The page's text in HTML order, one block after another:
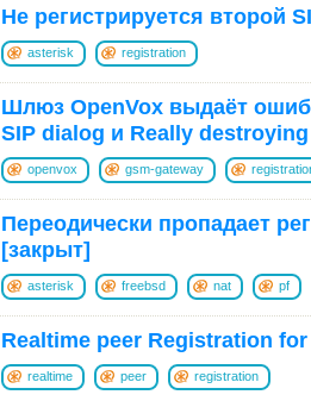
Не регистрируется второй
asterisk registration
Шлюз OpenVox выдаёт
SIP dialog и Really
openvox gsm-gateway
Переодически пропадает
[закрыт]
asterisk freebsd nat pf
Realtime peer Registration
realtime peer registration